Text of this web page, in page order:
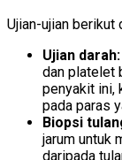
Ujian-ujian berikut
Ujian darah:
dan platelet
penyakit ini,
pada paras
Biopsi
jarum untuk
daripada